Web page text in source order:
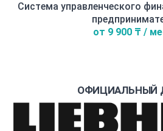
Система управленческого
от 9 900 ₸ /
ОФИЦИАЛЬНЫЙ